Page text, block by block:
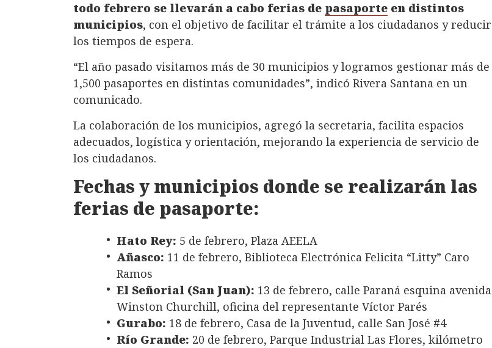
todo febrero se llevarán a cabo ferias de pasaporte en distintos
municipios, con el objetivo de facilitar el trámite a los ciudadanos y reducir
los tiempos de espera.
“El año pasado visitamos más de 30 municipios y logramos gestionar más de
1,500 pasaportes en distintas comunidades”, indicó Rivera Santana en un
comunicado.
La colaboración de los municipios, agregó la secretaria, facilita espacios
adecuados, logística y orientación, mejorando la experiencia de servicio de
los ciudadanos.
Fechas y municipios donde se realizarán las
ferias de pasaporte:
Hato Rey: 5 de febrero, Plaza AEELA
Añasco: 11 de febrero, Biblioteca Electrónica Felicita “Litty” Caro
Ramos
El Señorial (San Juan): 13 de febrero, calle Paraná esquina avenida
Winston Churchill, oficina del representante Víctor Parés
Gurabo: 18 de febrero, Casa de la Juventud, calle San José #4
Río Grande: 20 de febrero, Parque Industrial Las Flores, kilómetro